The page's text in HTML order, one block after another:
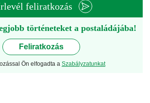
feliratkozás
történeteket a postaládájába!
Feliratkozás
Ön elfogadta a Szabályzatunkat